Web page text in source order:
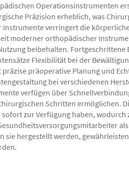
Operationsinstrumenten
Präzision erheblich, was
Instrumente verringert die
moderner orthopädischer
beibehalten.
Flexibilität bei der
präoperative Planung und
bei verschiedenen
verfügen über
Schritten ermöglichen.
sofort zur Verfügung haben,
sie hergestellt werden,